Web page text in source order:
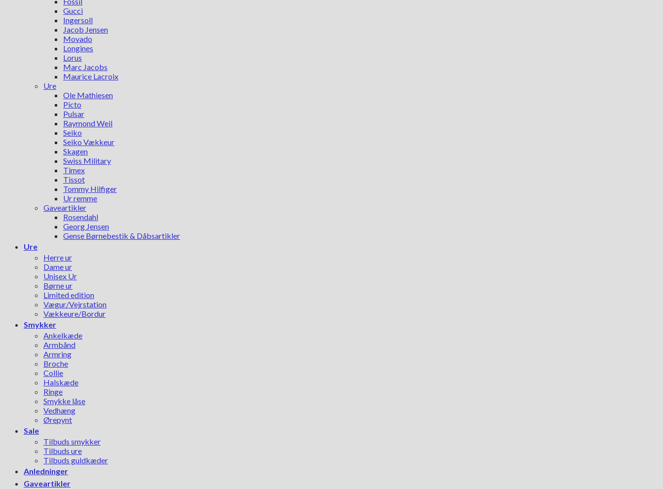
Gucci
Ingersoll
Jacob Jensen
Movado
Longines
Lorus
Marc Jacobs
Maurice Lacroix
Ure
Ole Mathiesen
Picto
Pulsar
Raymond Weil
Seiko
Seiko Vækkeur
Skagen
Swiss Military
Timex
Tissot
Tommy Hilfiger
Ur remme
Gaveartikler
Rosendahl
Georg Jensen
Gense Børnebestik & Dåbsartikler
Ure
Herre ur
Dame ur
Unisex Ur
Børne ur
Limited edition
Vægur/Vejrstation
Vækkeure/Bordur
Smykker
Ankelkæde
Armbånd
Armring
Broche
Collie
Halskæde
Ringe
Smykke låse
Vedhæng
Ørepynt
Sale
Tilbuds smykker
Tilbuds ure
Tilbuds guldkæder
Anledninger
Gaveartikler